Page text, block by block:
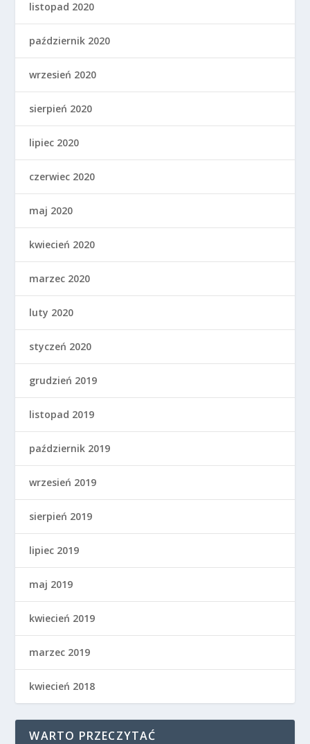
listopad 2020
październik 2020
wrzesień 2020
sierpień 2020
lipiec 2020
czerwiec 2020
maj 2020
kwiecień 2020
marzec 2020
luty 2020
styczeń 2020
grudzień 2019
listopad 2019
październik 2019
wrzesień 2019
sierpień 2019
lipiec 2019
maj 2019
kwiecień 2019
marzec 2019
kwiecień 2018
WARTO PRZECZYTAĆ